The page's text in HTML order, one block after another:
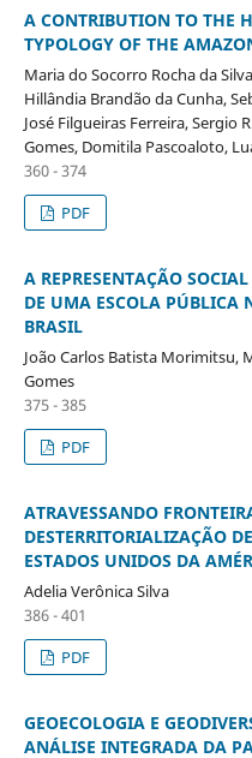
A CONTRIBUTION TO THE
TYPOLOGY OF THE
Maria do Socorro Rocha da
Hillândia Brandão da Cunha,
José Filgueiras Ferreira, Sergio
Gomes, Domitila Pascoaloto,
360 - 374
PDF
A REPRESENTAÇÃO
DE UMA ESCOLA PÚBLICA
BRASIL
João Carlos Batista Morimitsu,
Gomes
375 - 385
PDF
ATRAVESSANDO
DESTERRITORIALIZAÇÃO
ESTADOS UNIDOS DA
Adelia Verônica Silva
386 - 401
PDF
GEOECOLOGIA E
ANÁLISE INTEGRADA DA